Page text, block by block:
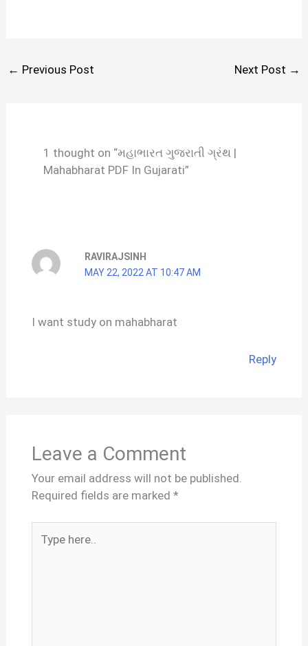
← Previous Post Next Post →
1 thought on “મહાભારત ગુજરાતી ગ્રંથ |
Mahabharat PDF In Gujarati”
RAVIRAJSINH
MAY 22, 2022 AT 10:47 AM
I want study on mahabharat
Reply
Leave a Comment
Your email address will not be published.
Required fields are marked *
here..